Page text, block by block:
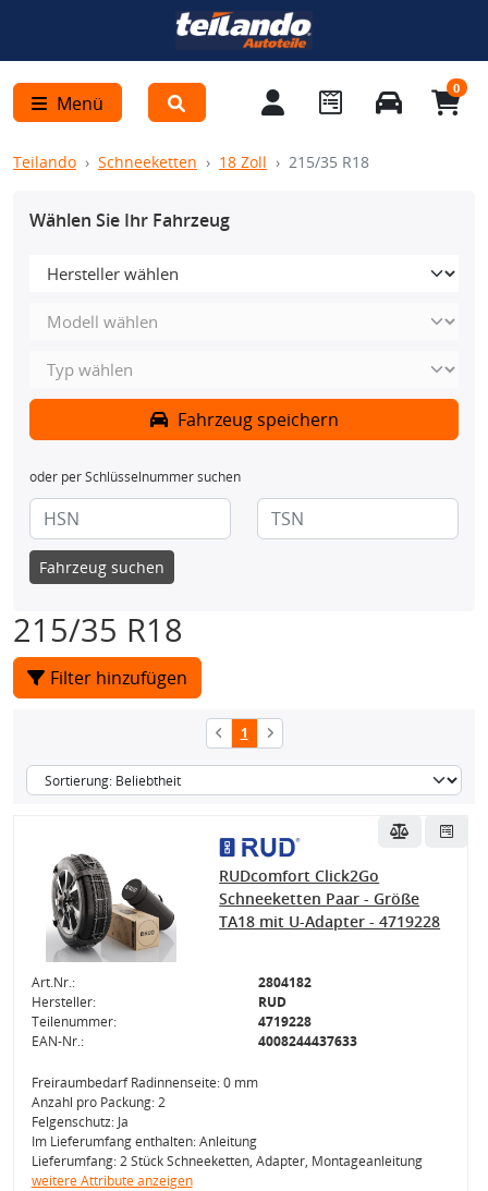
Menü
0
Teilando Schneeketten 18 Zoll 215/35 R18
Wählen Sie Ihr Fahrzeug
Fahrzeug speichern
oder per Schlüsselnummer suchen
Fahrzeug suchen
215/35 R18
Filter hinzufügen
1
RUDcomfort Click2Go
Schneeketten Paar - Größe
TA18 mit U-Adapter - 4719228
Art.Nr.:
2804182
Hersteller:
RUD
Teilenummer:
4719228
EAN-Nr.:
4008244437633
Freiraumbedarf Radinnenseite: 0 mm
Anzahl pro Packung: 2
Felgenschutz: Ja
Im Lieferumfang enthalten: Anleitung
Lieferumfang: 2 Stück Schneeketten, Adapter, Montageanleitung
weitere Attribute anzeigen